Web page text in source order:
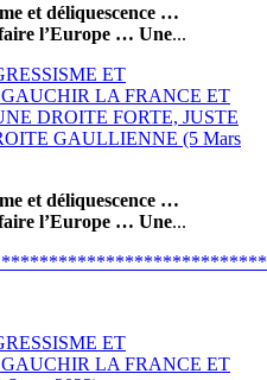
et déliquescence …
l’Europe … Une...
ET
LA FRANCE ET
DROITE FORTE, JUSTE
GAULLIENNE (5 Mars
et déliquescence …
l’Europe … Une...
ET
LA FRANCE ET